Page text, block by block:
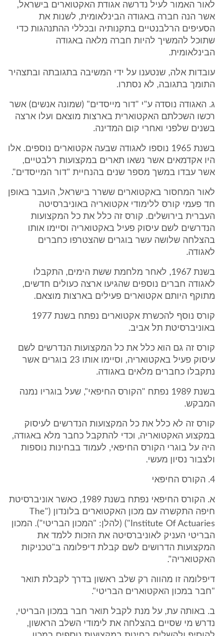
לאור האמור לעיל נדרשה אגודת האקטוארים בישראל,
אשר הנה חברה באגודה הבינלאומית, לשנות את
הסעיפים הרלבנטיים בתקנותיה ובכללי ההתנהגות כדי
שתוכל להמשיך להיות חברה מלאה באגודה
הבינלאומית.
עובדות אלה, שנטענו על ידי המשיבה בתגובתה ובתצהיר
התומך בתגובה, לא נסתרו.
ג. האגודה נוסדה ע"י "דור מייסדים" (שמונה אנשים) אשר
רכשו השכלתם האקטוארית בארצות מוצאם ועלו ארצה
בשנים שלפני ואחרי קום המדינה.
בשנת 1965 נוספו לאגודה שבעה אקטוארים נוספים. אלו
היו אקדמאים אשר נשאו תארים במקצועות רלבטיים,
אשר עבדו במשך מספר שנים בהנחיית "דור המייסדים".
לאור המחסור באקטוארים ששרר בישראל, הועבר באופן
חד פעמי קורס ללימודי אקטואריה באוניברסיטה
העברית בירושלים. קורס זה כלל את כל המקצועות
הנדרשים לשם עיסוק פעיל באקטואריה וסיימו אותו
בהצלחה שלושה עשר בוגרים שהצטרפו כחברים
לאגודה.
בשנת 1967, לאחר מלחמת ששת הימים, התקבלו
לאגודה חברים נוספים שהגיעו ארצה כעולים חדשים,
מתוקף היותם אקטוארים פעילים בארצות מוצאם.
קורס נוסף להכשרת אקטוארים נפתח בשנת 1977
באוניברסיטת תל אביב.
קורס זה גם הוא כלל את כל המקצועות הנדרשים לשם
עיסוק פעיל באקטואריה, וסיימו אותו 23 בוגרים אשר
נתקבלו כחברים מלאים באגודה.
בשנת 1989 נפתח "הקורס החיפאי", שעל בוגריו נמנה
המבקש.
קורס זה לא כלל את כל המקצועות הנדרשים לעיסוק
במקצוע האקטואריה, וכדי להתקבל כחבר מלא באגודה,
היה על בוגרי הקורס החיפאי, לעמוד בבחינות נוספות
ולצבור נסיון מעשי.
4. הקורס החיפאי
א. הקורס החיפאי נפתח בשנת 1989, כאשר אוניברסיטת
חיפה התקשרה עם מכון האקטוארים בלונדון ("The
Institute Of Actuaries") (להלן: "המכון הבריטי"). המכון
הבריטי העניק לאוניברסיטה את הזכות ללמד את
המקצועות הדרושים לשם קבלת דיפלומה ב"טכניקות
האקטואריה".
דיפלומה זו מהווה רק שלב ראשון בדרך לקבלת תואר
"חבר במכון האקטוארים הבריטי".
ב. באותה עת, על מנת לקבל תואר חבר במכון הבריטי,
נדרש מי שסיים בהצלחה את לימודי השלב הראשון,